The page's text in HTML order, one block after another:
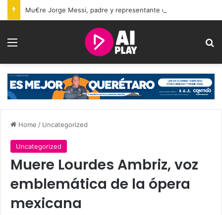
Menu
Home / Uncategorized
Uncategorized
Muere Lourdes Ambriz, voz
emblemática de la ópera
mexicana